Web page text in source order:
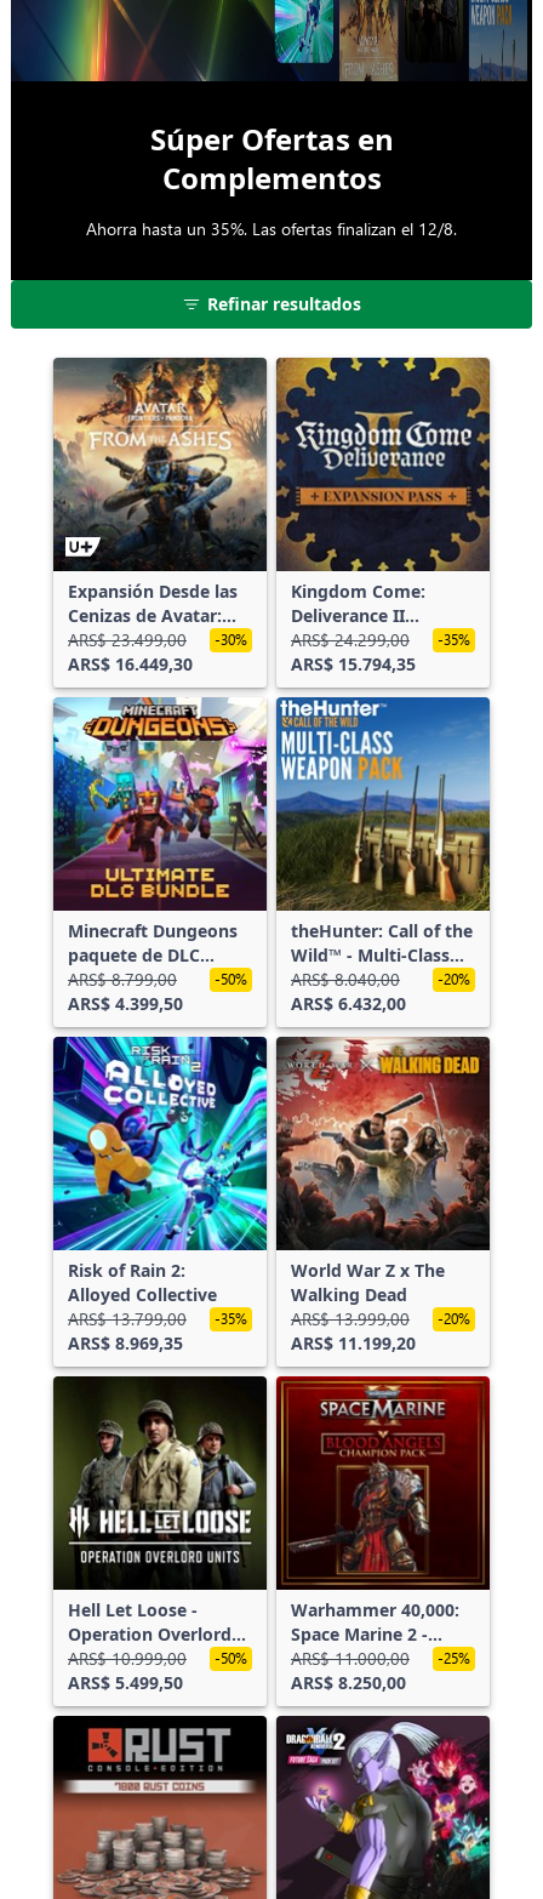
Súper Ofertas en
Complementos
Ahorra hasta un 35%. Las ofertas finalizan el 12/8.
Refinar resultados
Expansión Desde las
Cenizas de Avatar:
Frontiers of
Pandora™
ARS$ 23.499,00
ARS$ 16.449,30
-30%
Kingdom Come:
Deliverance II
Expansion Pass
ARS$ 24.299,00
ARS$ 15.794,35
-35%
Minecraft Dungeons
paquete de DLC
definitivo
ARS$ 8.799,00
ARS$ 4.399,50
-50%
theHunter: Call of the
Wild™ - Multi-Class
Weapon Pack
ARS$ 8.040,00
ARS$ 6.432,00
-20%
Risk of Rain 2:
Alloyed Collective
ARS$ 13.799,00
ARS$ 8.969,35
-35%
World War Z x The
Walking Dead
ARS$ 13.999,00
ARS$ 11.199,20
-20%
Hell Let Loose -
Operation Overlord
Units
ARS$ 10.999,00
ARS$ 5.499,50
-50%
Warhammer 40,000:
Space Marine 2 -
Blood Angels
Champion Pack
ARS$ 11.000,00
ARS$ 8.250,00
-25%